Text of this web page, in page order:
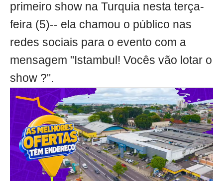
primeiro show na Turquia nesta terça-
feira (5)-- ela chamou o público nas
redes sociais para o evento com a
mensagem "Istambul! Vocês vão lotar o
show ?".